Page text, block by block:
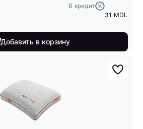
В кредит
31 MDL
Добавить в корзину